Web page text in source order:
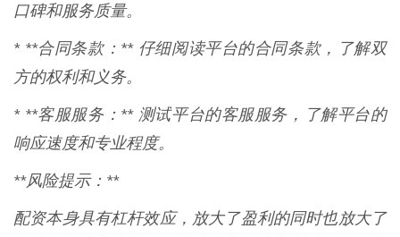
口碑和服务质量。
* **合同条款：** 仔细阅读平台的合同条款，了解双
方的权利和义务。
* **客服服务：** 测试平台的客服服务，了解平台的
响应速度和专业程度。
**风险提示：**
配资本身具有杠杆效应，放大了盈利的同时也放大了